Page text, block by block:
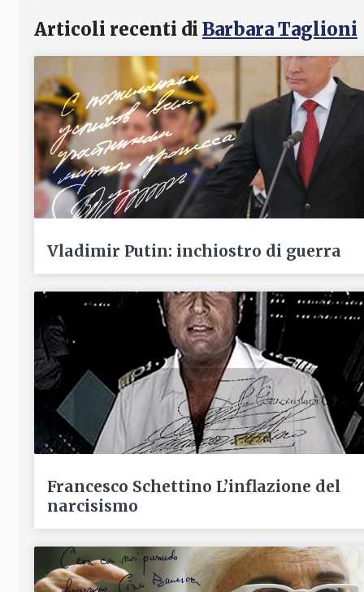
Articoli recenti di Barbara Taglioni
Vladimir Putin: inchiostro di guerra
Francesco Schettino L’inflazione del
narcisismo